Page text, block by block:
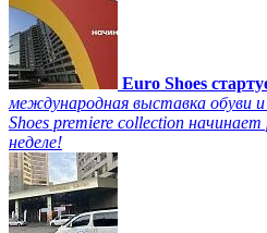
Euro Shoes
международная выставка обуви и
Shoes premiere collection
неделе!